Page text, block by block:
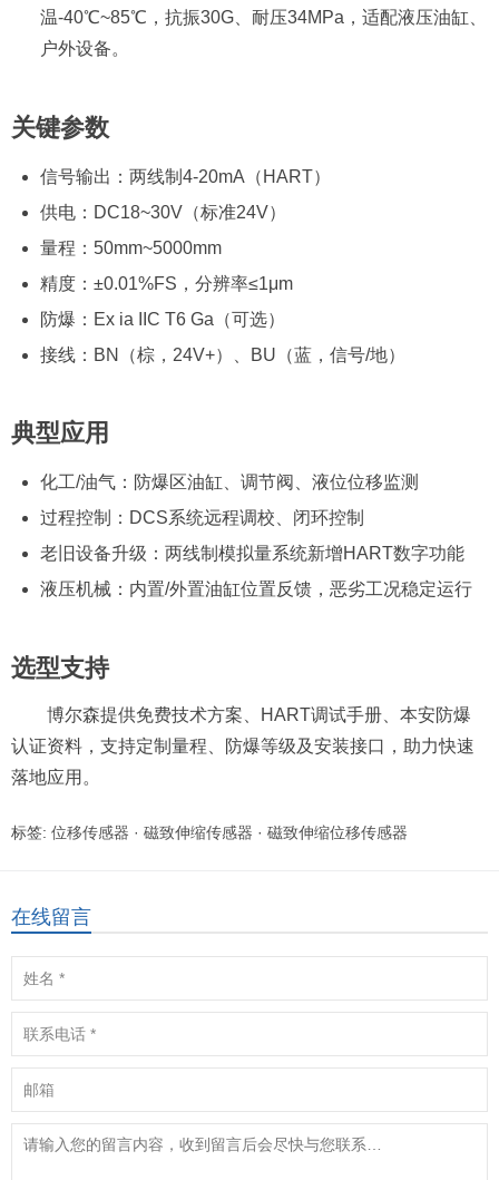
温-40℃~85℃，抗振30G、耐压34MPa，适配液压油缸、
户外设备。
关键参数
信号输出：两线制4-20mA（HART）
供电：DC18~30V（标准24V）
量程：50mm~5000mm
精度：±0.01%FS，分辨率≤1μm
防爆：Ex ia IIC T6 Ga（可选）
接线：BN（棕，24V+）、BU（蓝，信号/地）
典型应用
化工/油气：防爆区油缸、调节阀、液位位移监测
过程控制：DCS系统远程调校、闭环控制
老旧设备升级：两线制模拟量系统新增HART数字功能
液压机械：内置/外置油缸位置反馈，恶劣工况稳定运行
选型支持
博尔森提供免费技术方案、HART调试手册、本安防爆
认证资料，支持定制量程、防爆等级及安装接口，助力快速
落地应用。
标签: 位移传感器 · 磁致伸缩传感器 · 磁致伸缩位移传感器
在线留言